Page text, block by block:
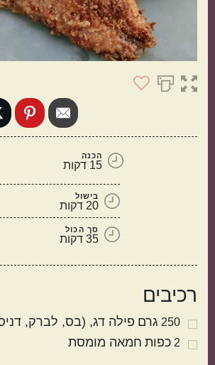
הכנה
15 דקות
בישול
20 דקות
סך הכול
35 דקות
רכיבים
250 גרם פילה דג (בס, לברק,
2 כפות חמאה מומסת
מנה בארוחה
ראשונות
תוספות